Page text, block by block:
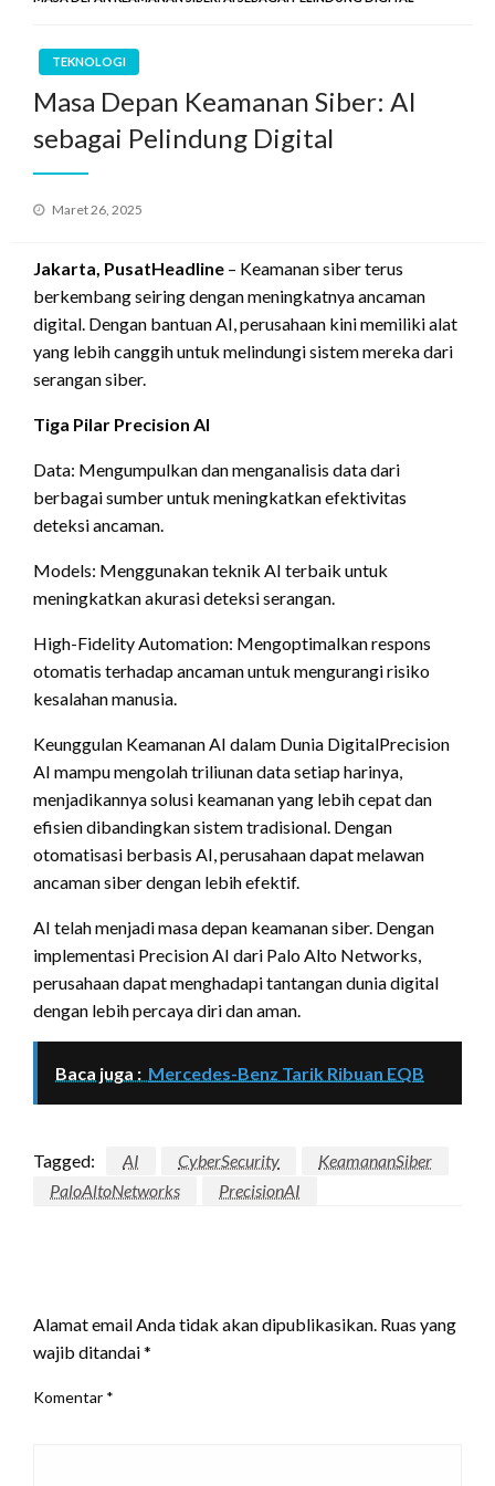
TEKNOLOGI
Masa Depan Keamanan Siber: AI
sebagai Pelindung Digital
Posted
Maret 26, 2025
Jakarta, PusatHeadline – Keamanan siber terus
berkembang seiring dengan meningkatnya ancaman
digital. Dengan bantuan AI, perusahaan kini memiliki alat
yang lebih canggih untuk melindungi sistem mereka dari
serangan siber.
Tiga Pilar Precision AI
Data: Mengumpulkan dan menganalisis data dari
berbagai sumber untuk meningkatkan efektivitas
deteksi ancaman.
Models: Menggunakan teknik AI terbaik untuk
meningkatkan akurasi deteksi serangan.
High-Fidelity Automation: Mengoptimalkan respons
otomatis terhadap ancaman untuk mengurangi risiko
kesalahan manusia.
Keunggulan Keamanan AI dalam Dunia DigitalPrecision
AI mampu mengolah triliunan data setiap harinya,
menjadikannya solusi keamanan yang lebih cepat dan
efisien dibandingkan sistem tradisional. Dengan
otomatisasi berbasis AI, perusahaan dapat melawan
ancaman siber dengan lebih efektif.
AI telah menjadi masa depan keamanan siber. Dengan
implementasi Precision AI dari Palo Alto Networks,
perusahaan dapat menghadapi tantangan dunia digital
dengan lebih percaya diri dan aman.
Baca juga : Mercedes-Benz Tarik Ribuan EQB
Tagged: AI CyberSecurity
KeamananSiber
PaloAltoNetworks
PrecisionAI
Alamat email Anda tidak akan dipublikasikan. Ruas yang
wajib ditandai*
Komentar *